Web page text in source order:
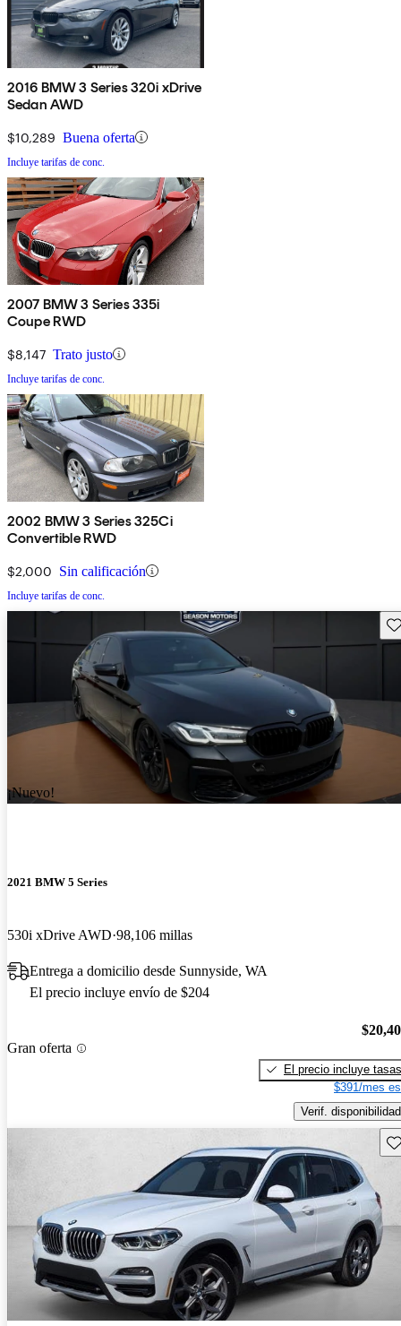
2016 BMW 3 Series 320i xDrive
Sedan AWD
$10,289 Buena oferta
Incluye tarifas de conc.
2007 BMW 3 Series 335i
Coupe RWD
$8,147 Trato justo
Incluye tarifas de conc.
2002 BMW 3 Series 325Ci
Convertible RWD
$2,000 Sin calificación
Incluye tarifas de conc.
¡Nuevo!
2021 BMW 5 Series
530i xDrive AWD 98,106 millas
Entrega a domicilio desde Sunnyside, WA
El precio incluye envío de $204
Gran oferta
El precio incluye tasas
$391/mes
Verif. disponibilidad